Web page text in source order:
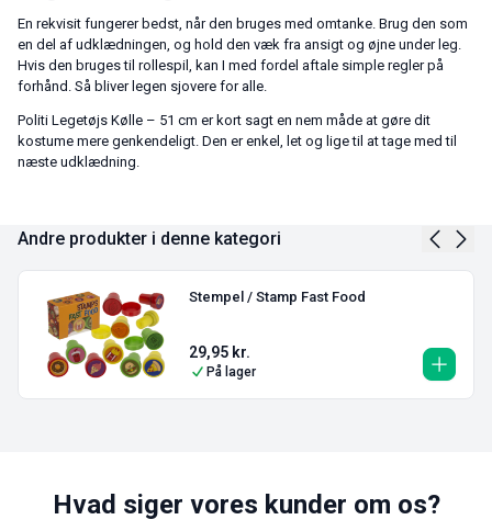
En rekvisit fungerer bedst, når den bruges med omtanke. Brug den som
en del af udklædningen, og hold den væk fra ansigt og øjne under leg.
Hvis den bruges til rollespil, kan I med fordel aftale simple regler på
forhånd. Så bliver legen sjovere for alle.
Politi Legetøjs Kølle – 51 cm er kort sagt en nem måde at gøre dit
kostume mere genkendeligt. Den er enkel, let og lige til at tage med til
næste udklædning.
Andre produkter i denne kategori
Stempel / Stamp Fast Food
29,95 kr.
På lager
Hvad siger vores kunder om os?